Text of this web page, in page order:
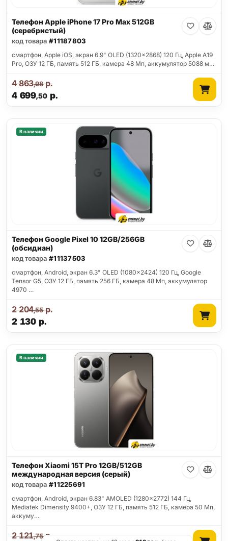
Телефон Apple iPhone 17 Pro Max 512GB
(серебристый)
код товара #11187803
смартфон, Apple iOS, экран 6.9" OLED (1320x2868) 120 Гц, Apple A19
Pro, ОЗУ 12 ГБ, память 512 ГБ, камера 48 Мп, аккумулятор 5088 м…
4 699,50 р.
4 863,98р.
В наличии
Телефон Google Pixel 10 12GB/256GB
(обсидиан)
код товара #11137503
смартфон, Android, экран 6.3" OLED (1080x2424) 120 Гц, Google
Tensor G5, ОЗУ 12 ГБ, память 256 ГБ, камера 48 Мп, аккумулятор
4970 …
2 130 р.
2 204,55р.
В наличии
Телефон Xiaomi 15T Pro 12GB/512GB
международная версия (серый)
код товара #11225691
смартфон, Android, экран 6.83" AMOLED (1280x2772) 144 Гц,
Mediatek Dimensity 9400+, ОЗУ 12 ГБ, память 512 ГБ, камера 50 Мп,
аккуму…
2 121,75р.